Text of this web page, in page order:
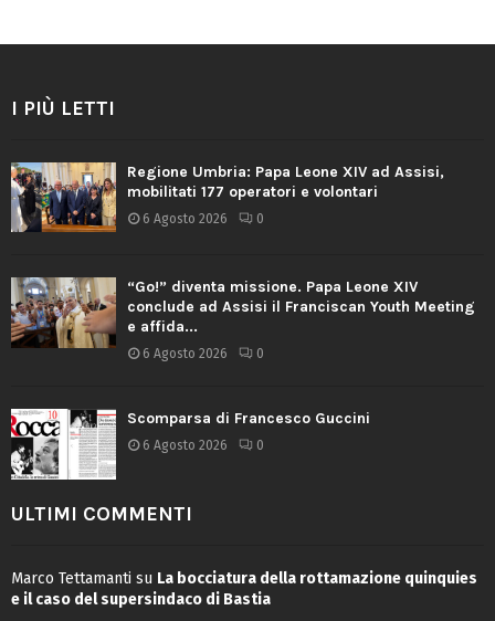
I PIÙ LETTI
Regione Umbria: Papa Leone XIV ad Assisi,
mobilitati 177 operatori e volontari
6 Agosto 2026 0
“Go!” diventa missione. Papa Leone XIV
conclude ad Assisi il Franciscan Youth Meeting
e affida...
6 Agosto 2026 0
Scomparsa di Francesco Guccini
6 Agosto 2026 0
ULTIMI COMMENTI
Marco Tettamanti su La bocciatura della rottamazione quinquies
e il caso del supersindaco di Bastia